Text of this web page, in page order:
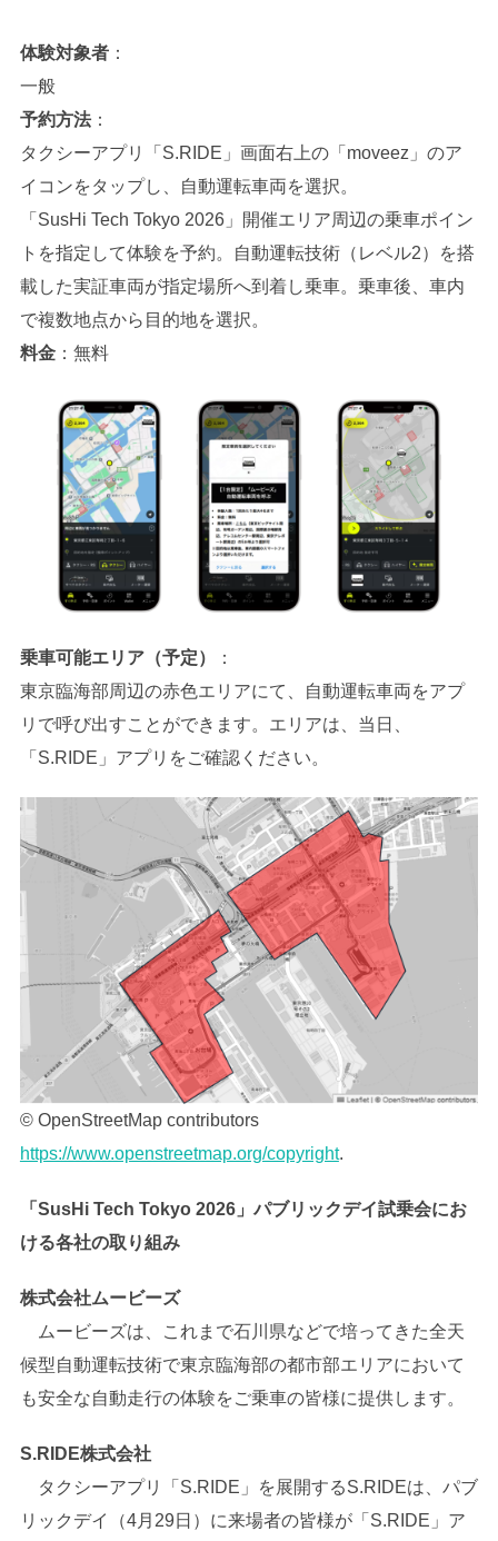
体験対象者：
一般
予約方法：
タクシーアプリ「S.RIDE」画面右上の「moveez」のア
イコンをタップし、自動運転車両を選択。
「SusHi Tech Tokyo 2026」開催エリア周辺の乗車ポイン
トを指定して体験を予約。自動運転技術（レベル2）を搭
載した実証車両が指定場所へ到着し乗車。乗車後、車内
で複数地点から目的地を選択。
料金：無料
乗車可能エリア（予定）
：
東京臨海部周辺の赤色エリアにて、自動運転車両をアプ
リで呼び出すことができます。エリアは、当日、
「S.RIDE」アプリをご確認ください。
© OpenStreetMap contributors
https://www.openstreetmap.org/copyright.
「SusHi Tech Tokyo 2026」パブリックデイ試乗会にお
ける各社の取り組み
株式会社ムービーズ
ムービーズは、これまで石川県などで培ってきた全天
候型自動運転技術で東京臨海部の都市部エリアにおいて
も安全な自動走行の体験をご乗車の皆様に提供します。
S.RIDE株式会社
タクシーアプリ「S.RIDE」を展開するS.RIDEは、パブ
リックデイ（4月29日）に来場者の皆様が「S.RIDE」ア